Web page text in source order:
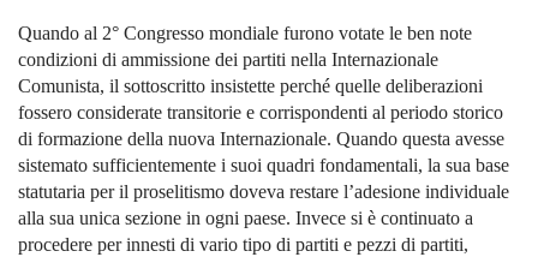
Quando al 2° Congresso mondiale furono votate le ben note
condizioni di ammissione dei partiti nella Internazionale
Comunista, il sottoscritto insistette perché quelle deliberazioni
fossero considerate transitorie e corrispondenti al periodo storico
di formazione della nuova Internazionale. Quando questa avesse
sistemato sufficientemente i suoi quadri fondamentali, la sua base
statutaria per il proselitismo doveva restare l’adesione individuale
alla sua unica sezione in ogni paese. Invece si è continuato a
procedere per innesti di vario tipo di partiti e pezzi di partiti,